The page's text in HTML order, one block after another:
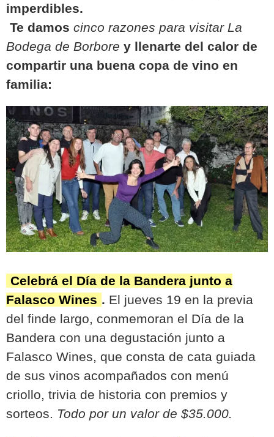
imperdibles.
Te damos cinco razones para visitar La
Bodega de Borbore y llenarte del calor de
compartir una buena copa de vino en
familia:
Celebrá el Día de la Bandera junto a
Falasco Wines . El jueves 19 en la previa
del finde largo, conmemoran el Día de la
Bandera con una degustación junto a
Falasco Wines, que consta de cata guiada
de sus vinos acompañados con menú
criollo, trivia de historia con premios y
sorteos. Todo por un valor de $35.000.